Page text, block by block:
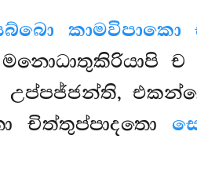
කාමවිපාකො
උප්පජ්ජන්ති,
චිත්තුප්පාදතො